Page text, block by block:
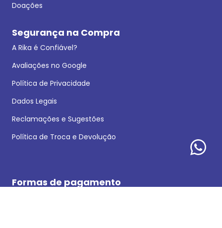
Doações
Segurança na Compra
A Rika é Confiável?
Avaliações no Google
Política de Privacidade
Dados Legais
Reclamações e Sugestões
Política de Troca e Devolução
Formas de pagamento